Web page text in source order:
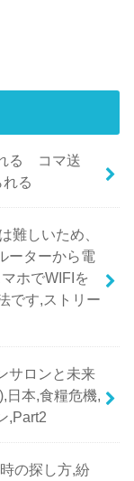
る コマ送
る
難しいため、
ーターから電
ホでWIFIを
です,ストリー
サロンと未来
日本,食糧危機,
,Part2
の探し方,紛